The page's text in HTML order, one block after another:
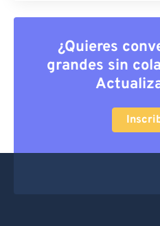
¿Quieres
grandes sin